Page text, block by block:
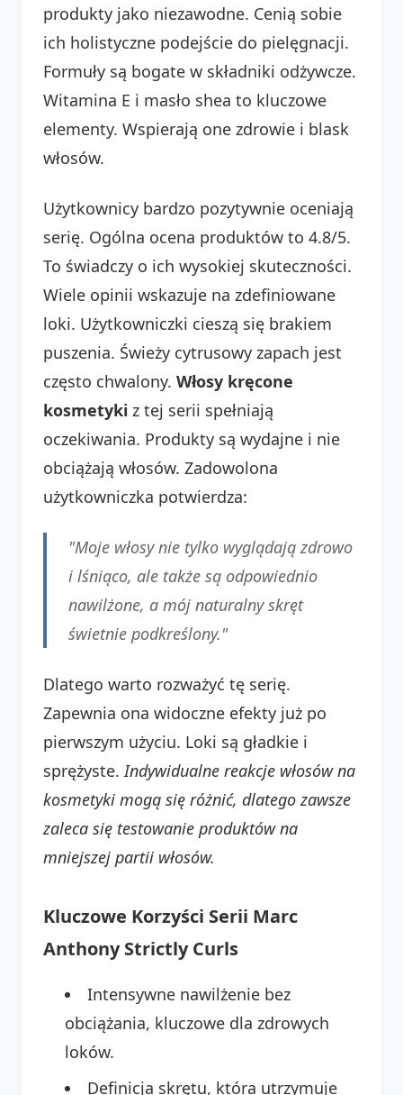
produkty jako niezawodne. Cenią sobie
ich holistyczne podejście do pielęgnacji.
Formuły są bogate w składniki odżywcze.
Witamina E i masło shea to kluczowe
elementy. Wspierają one zdrowie i blask
włosów.
Użytkownicy bardzo pozytywnie oceniają
serię. Ogólna ocena produktów to 4.8/5.
To świadczy o ich wysokiej skuteczności.
Wiele opinii wskazuje na zdefiniowane
loki. Użytkowniczki cieszą się brakiem
puszenia. Świeży cytrusowy zapach jest
często chwalony. Włosy kręcone
kosmetyki z tej serii spełniają
oczekiwania. Produkty są wydajne i nie
obciążają włosów. Zadowolona
użytkowniczka potwierdza:
"Moje włosy nie tylko wyglądają zdrowo
i lśniąco, ale także są odpowiednio
nawilżone, a mój naturalny skręt
świetnie podkreślony."
Dlatego warto rozważyć tę serię.
Zapewnia ona widoczne efekty już po
pierwszym użyciu. Loki są gładkie i
sprężyste. Indywidualne reakcje włosów na
kosmetyki mogą się różnić, dlatego zawsze
zaleca się testowanie produktów na
mniejszej partii włosów.
Kluczowe Korzyści Serii Marc
Anthony Strictly Curls
Intensywne nawilżenie bez
obciążania, kluczowe dla zdrowych
loków.
Definicja skrętu, która utrzymuje